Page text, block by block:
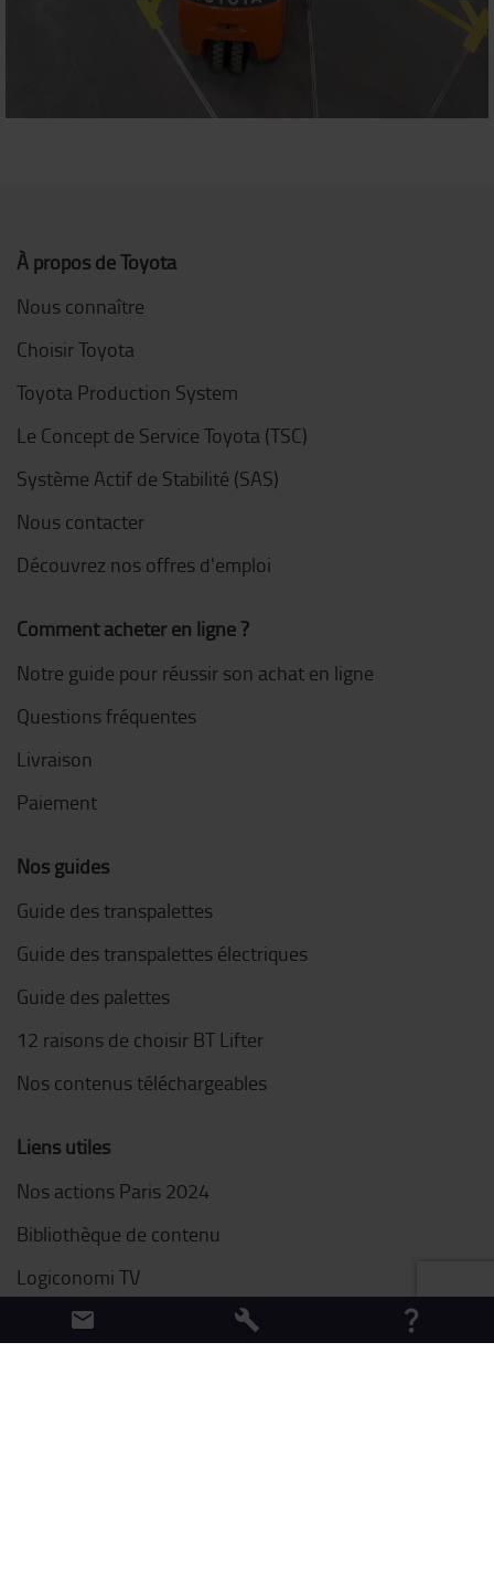
À propos de Toyota
Nous connaître
Choisir Toyota
Toyota Production System
Le Concept de Service Toyota (TSC)
Système Actif de Stabilité (SAS)
Nous contacter
Découvrez nos offres d'emploi
Comment acheter en ligne ?
Notre guide pour réussir son achat en ligne
Questions fréquentes
Livraison
Paiement
Nos guides
Guide des transpalettes
Guide des transpalettes électriques
Guide des palettes
12 raisons de choisir BT Lifter
Nos contenus téléchargeables
Liens utiles
Nos actions Paris 2024
Bibliothèque de contenu
Logiconomi TV
Découvrez notre blog